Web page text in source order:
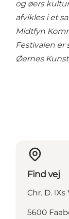
og øers
afvikles i et
Midtfyn
Festivalen er
Øernes
Find vej
Chr. D. IXs
5600